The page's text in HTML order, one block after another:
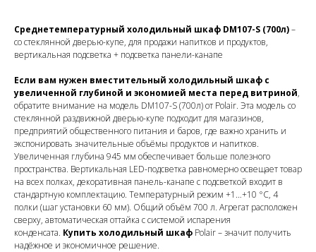
Среднетемпературный холодильный шкаф DM107-S (700л)–
со стеклянной дверью-купе, для продажи напитков и продуктов,
вертикальная подсветка + подсветка панели-канапе
Если вам нужен вместительный холодильный шкаф с
увеличенной глубиной и экономией места перед витриной,
обратите внимание на модель DM107-S (700л) от Polair. Эта модель со
стеклянной раздвижной дверью-купе подходит для магазинов,
предприятий общественного питания и баров, где важно хранить и
экспонировать значительные объёмы продуктов и напитков.
Увеличенная глубина 945 мм обеспечивает больше полезного
пространства. Вертикальная LED-подсветка равномерно освещает товар
на всех полках, декоративная панель-канапе с подсветкой входит в
стандартную комплектацию. Температурный режим +1…+10 °C, 4
полки (шаг установки 60 мм). Общий объём 700 л. Агрегат расположен
сверху, автоматическая оттайка с системой испарения
конденсата. Купить холодильный шкаф Polair – значит получить
надёжное и экономичное решение.